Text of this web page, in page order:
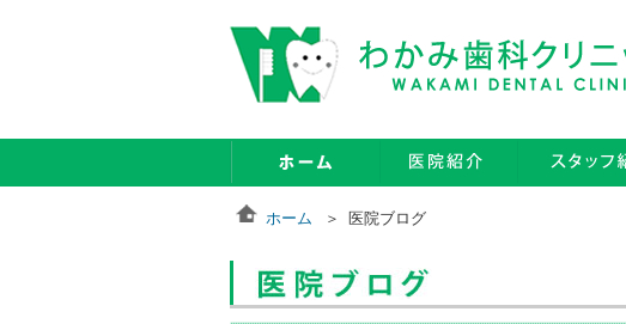
ホーム 医院ブログ